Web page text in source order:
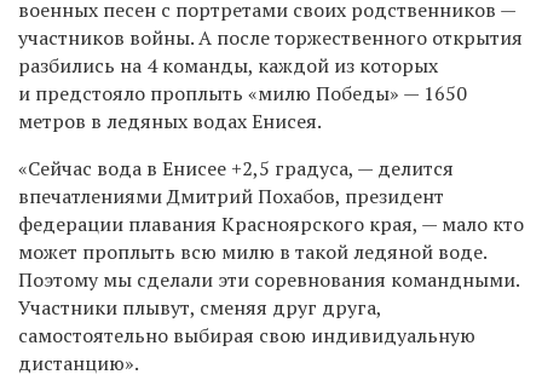
военных песен с портретами своих родственников —
участников войны. А после торжественного открытия
разбились на 4 команды, каждой из которых
и предстояло проплыть «милю Победы» — 1650
метров в ледяных водах Енисея.
«Сейчас вода в Енисее +2,5 градуса, — делится
впечатлениями Дмитрий Похабов, президент
федерации плавания Красноярского края, — мало кто
может проплыть всю милю в такой ледяной воде.
Поэтому мы сделали эти соревнования командными.
Участники плывут, сменяя друг друга,
самостоятельно выбирая свою индивидуальную
дистанцию».